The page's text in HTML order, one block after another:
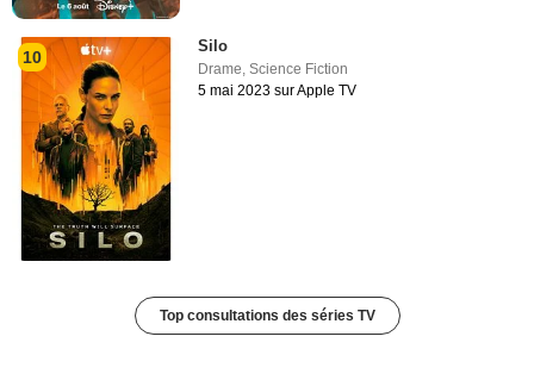
10
Silo
Drame ,Science Fiction
5 mai 2023 sur Apple TV
Top consultations des séries TV